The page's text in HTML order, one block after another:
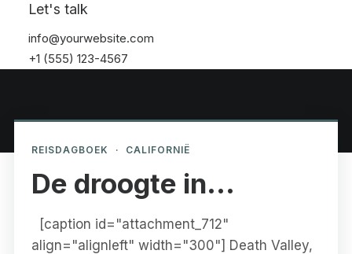
Let's talk
info@yourwebsite.com
+1 (555) 123-4567
REISDAGBOEK · CALIFORNIË
De droogte in…
[caption id="attachment_712"
align="alignleft" width="300"] Death Valley,